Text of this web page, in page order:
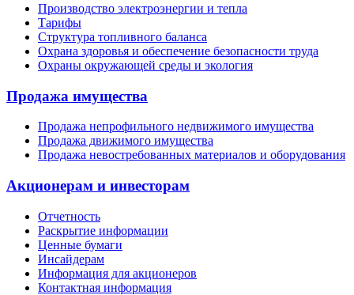
Производство электроэнергии и тепла
Тарифы
Структура топливного баланса
Охрана здоровья и обеспечение безопасности труда
Охраны окружающей среды и экология
Продажа имущества
Продажа непрофильного недвижимого имущества
Продажа движимого имущества
Продажа невостребованных материалов и оборудования
Акционерам и инвесторам
Отчетность
Раскрытие информации
Ценные бумаги
Инсайдерам
Информация для акционеров
Контактная информация